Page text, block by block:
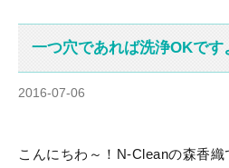
一つ穴であれば洗浄OKです
2016-07-06
こんにちわ～！N-Cleanの森香